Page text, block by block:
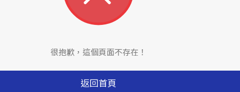
很抱歉，這個頁面不存在！
返回首頁